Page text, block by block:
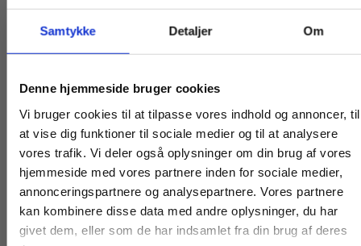
Samtykke Detaljer Om
Denne hjemmeside bruger cookies
Vi bruger cookies til at tilpasse vores indhold og annoncer, til
at vise dig funktioner til sociale medier og til at analysere
vores trafik. Vi deler også oplysninger om din brug af vores
hjemmeside med vores partnere inden for sociale medier,
annonceringspartnere og analysepartnere. Vores partnere
kan kombinere disse data med andre oplysninger, du har
givet dem, eller som de har indsamlet fra din brug af deres
Bog
Alfabetas grammatik
Jo Hermann
Engangsbog
Alfabetas
Hanne Villumsen Lene
Køb læremidler og find masterclasses mm.
Fortsæt som:
For privatkunder og
studerende. Du får
vist priser inkl.
For institutioner og
virksomheder. Du
får vist priser ekskl.